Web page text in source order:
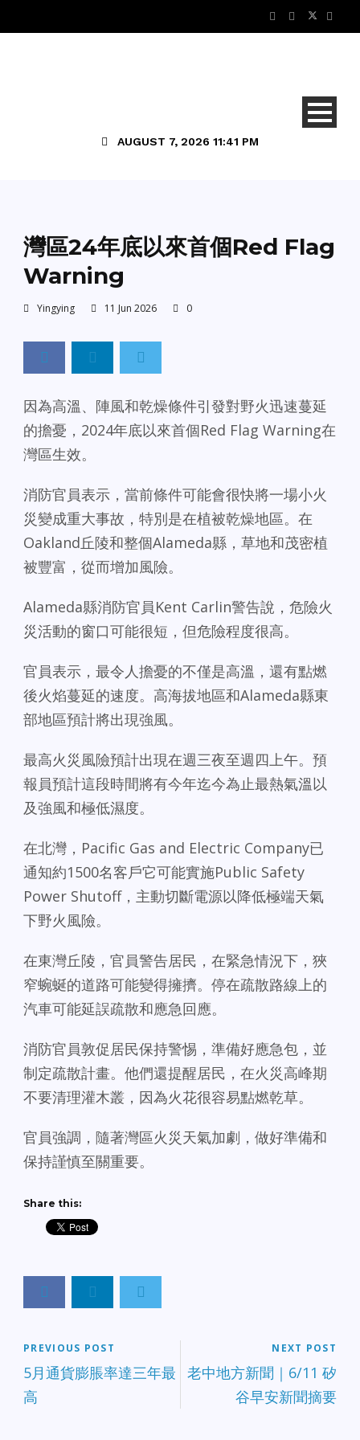
AUGUST 7, 2026 11:41 PM
灣區24年底以來首個Red Flag
Warning
Yingying 11 Jun 2026 0
因為高溫、陣風和乾燥條件引發對野火迅速蔓延
的擔憂，2024年底以來首個Red Flag Warning在
灣區生效。
消防官員表示，當前條件可能會很快將一場小火
災變成重大事故，特別是在植被乾燥地區。在
Oakland丘陵和整個Alameda縣，草地和茂密植
被豐富，從而增加風險。
Alameda縣消防官員Kent Carlin警告說，危險火
災活動的窗口可能很短，但危險程度很高。
官員表示，最令人擔憂的不僅是高溫，還有點燃
後火焰蔓延的速度。高海拔地區和Alameda縣東
部地區預計將出現強風。
最高火災風險預計出現在週三夜至週四上午。預
報員預計這段時間將有今年迄今為止最熱氣溫以
及強風和極低濕度。
在北灣，Pacific Gas and Electric Company已
通知約1500名客戶它可能實施Public Safety
Power Shutoff，主動切斷電源以降低極端天氣
下野火風險。
在東灣丘陵，官員警告居民，在緊急情況下，狹
窄蜿蜒的道路可能變得擁擠。停在疏散路線上的
汽車可能延誤疏散和應急回應。
消防官員敦促居民保持警惕，準備好應急包，並
制定疏散計畫。他們還提醒居民，在火災高峰期
不要清理灌木叢，因為火花很容易點燃乾草。
官員強調，隨著灣區火災天氣加劇，做好準備和
保持謹慎至關重要。
Share this:
PREVIOUS POST
5月通貨膨脹率達三年最
高
NEXT POST
老中地方新聞｜6/11 矽
谷早安新聞摘要